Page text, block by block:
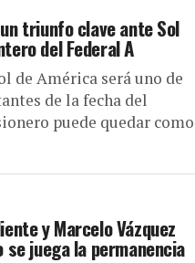
triunfo clave ante Sol
del Federal A
de América será uno de
de la fecha del
puede quedar como
y Marcelo Vázquez
juega la permanencia